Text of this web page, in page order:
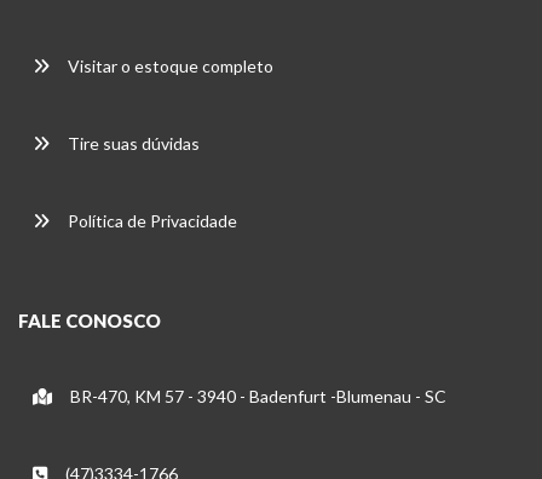
Visitar o estoque completo
Tire suas dúvidas
Política de Privacidade
FALE CONOSCO
BR-470, KM 57 - 3940 - Badenfurt -Blumenau - SC
(47)3334-1766